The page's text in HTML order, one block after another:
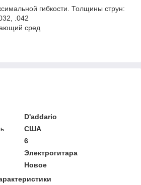
гибкости. Толщины струн:
.042
сред
D'addario
США
6
Электрогитара
Новое